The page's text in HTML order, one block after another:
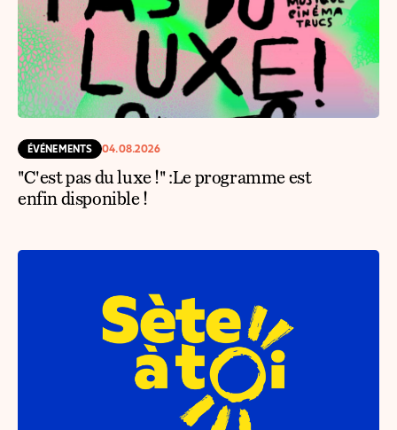
ÉVÉNEMENTS 04.08.2026
"C'est pas du luxe !" :Le programme est
enfin disponible !